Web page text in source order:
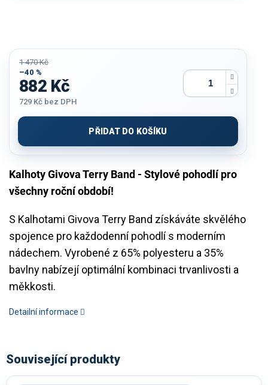
Kalhoty Givova Terry Band - Stylové pohodlí pro
všechny roční období!
S Kalhotami Givova Terry Band získáváte skvělého
spojence pro každodenní pohodlí s moderním
nádechem. Vyrobené z 65% polyesteru a 35%
bavlny nabízejí optimální kombinaci trvanlivosti a
měkkosti.
Detailní informace
1 470 Kč
–40 %
882 Kč
729 Kč bez DPH
cena:
PŘIDAT DO KOŠÍKU
Související produkty